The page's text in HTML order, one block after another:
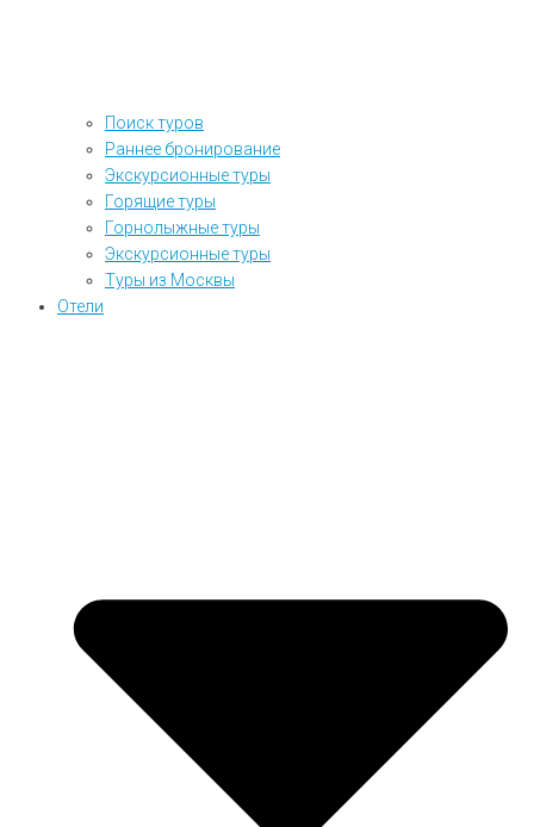
Поиск туров
Раннее бронирование
Экскурсионные туры
Горящие туры
Горнолыжные туры
Экскурсионные туры
Туры из Москвы
Отели